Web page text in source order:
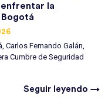
la
Carlos Fernando Galán,
Cumbre de Seguridad
Seguir leyendo →